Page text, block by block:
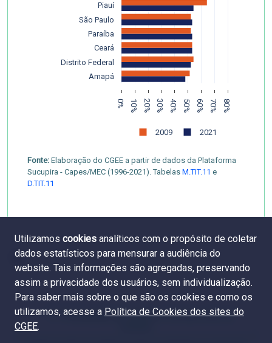
0% 10% 20% 30% 40% 50% 60% 70% 80%
Amapá
Distrito Federal
Ceará
Paraíba
São Paulo
Piauí
2009 2021
Fonte: Elaboração do CGEE a partir de dados da Plataforma
Sucupira - Capes/MEC (1996-2021). Tabelas M.TIT.11 e
D.TIT.11
5.1 Participação de mulheres e homens entre os
Utilizamos cookies analíticos com o propósito de coletar
dados estatísticos para mensurar a audiência do
website. Tais informações são agregadas, preservando
assim a privacidade dos usuários, sem individualização.
Para saber mais sobre o que são os cookies e como os
utilizamos, acesse a Política de Cookies dos sites do
CGEE.